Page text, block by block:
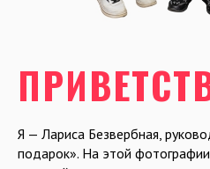
Я — Лариса Безвербная,
подарок». На этой